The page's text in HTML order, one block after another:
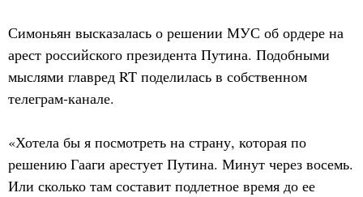
Симоньян высказалась о решении МУС об ордере на
арест российского президента Путина. Подобными
мыслями главред RT поделилась в собственном
телеграм-канале.
«Хотела бы я посмотреть на страну, которая по
решению Гааги арестует Путина. Минут через восемь.
Или сколько там составит подлетное время до ее